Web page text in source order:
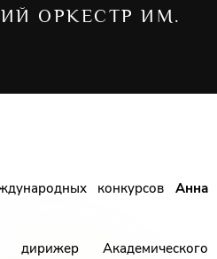
ОРКЕСТР ИМ.
конкурсов Анна
Академического